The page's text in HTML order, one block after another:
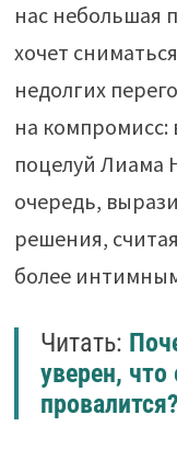
нас небольшая
хочет
недолгих
на компромисс:
поцелуй Лиама
очередь,
решения,
более
Читать:
уверен,
провалится?